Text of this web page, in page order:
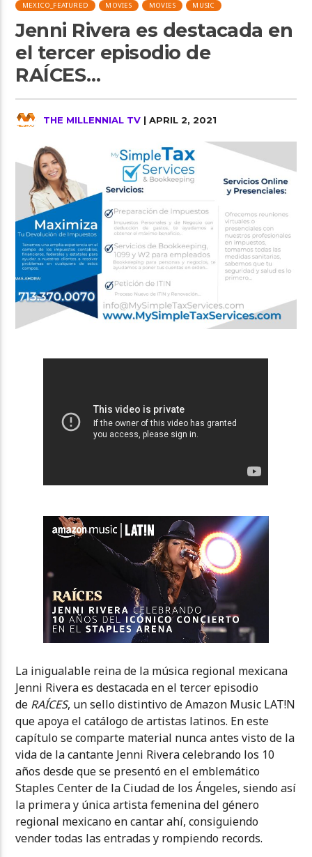
MEXICO_FEATURED
MOVIES MOVIES MUSIC
Jenni Rivera es destacada en
el tercer episodio de
RAÍCES…
THE MILLENNIAL TV | APRIL 2, 2021
La inigualable reina de la música regional mexicana
Jenni Rivera es destacada en el tercer episodio
de RAÍCES, un sello distintivo de Amazon Music LAT!N
que apoya el catálogo de artistas latinos. En este
capítulo se comparte material nunca antes visto de la
vida de la cantante Jenni Rivera celebrando los 10
años desde que se presentó en el emblemático
Staples Center de la Ciudad de los Ángeles, siendo así
la primera y única artista femenina del género
regional mexicano en cantar ahí, consiguiendo
vender todas las entradas y rompiendo records.